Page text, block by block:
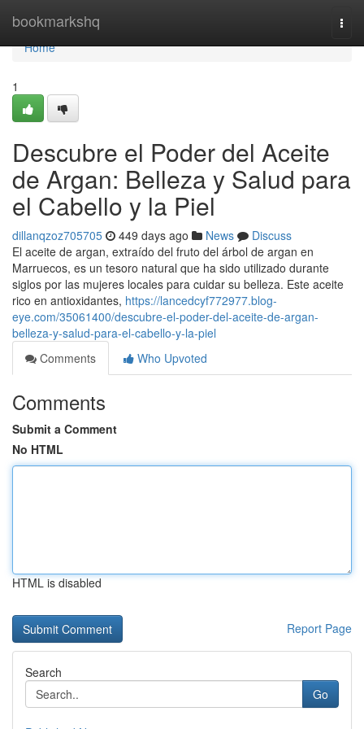
bookmarkshq
Home
Home
1
Descubre el Poder del Aceite
de Argan: Belleza y Salud para
el Cabello y la Piel
dillanqzoz705705 449 days ago News
Discuss
El aceite de argan, extraído del fruto del árbol de argan en
Marruecos, es un tesoro natural que ha sido utilizado durante
siglos por las mujeres locales para cuidar su belleza. Este aceite
rico en antioxidantes, https://lancedcyf772977.blog-
eye.com/35061400/descubre-el-poder-del-aceite-de-argan-
belleza-y-salud-para-el-cabello-y-la-piel
Comments
Who Upvoted
Comments
Submit a Comment
No HTML
HTML is disabled
Report Page
Search
Go